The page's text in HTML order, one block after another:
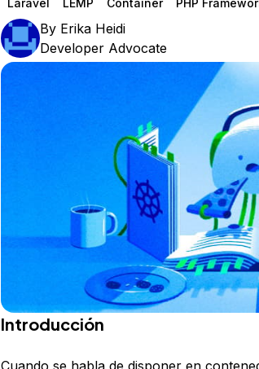
Laravel LEMP Container PHP
By Erika Heidi
Developer Advocate
Introducción
Cuando se habla de disponer en